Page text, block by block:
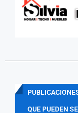
QUE PUEDEN